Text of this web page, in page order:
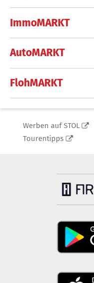
ImmoMARKT
AutoMARKT
FlohMARKT
Werben auf STOL
Tourentipps